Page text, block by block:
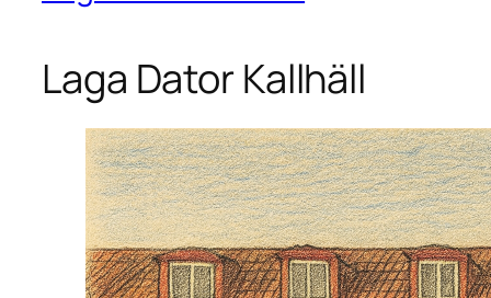
Laga Dator Kallhäll